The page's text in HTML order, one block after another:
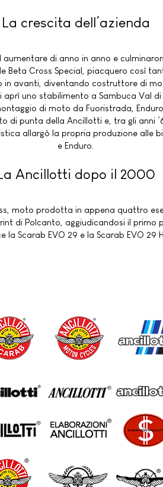
La crescita dell’azienda
di anno in anno e
Beta Cross Special, piacquero così
in avanti, diventando costruttore di
uno stabilimento a Sambuca Val
di moto da Fuoristrada, Enduro
di punta della Ancillotti e, tra gli anni
allargò la propria produzione alle
e Enduro.
Ancillotti dopo il 2000
moto prodotta in appena quattro
di Polcanto, aggiudicandosi il primo
Scarab EVO 29 e la Scarab EVO 29